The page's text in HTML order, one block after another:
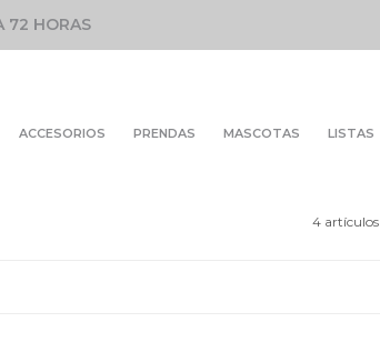
72 HORAS
ACCESORIOS PRENDAS MASCOTAS LISTAS
4 artículos